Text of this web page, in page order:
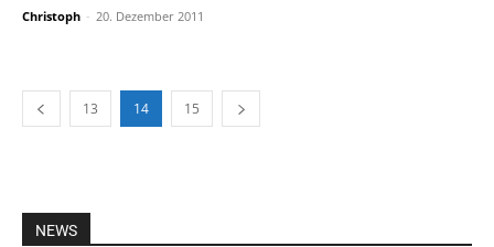
Christoph - 20. Dezember 2011
13 14 15
NEWS